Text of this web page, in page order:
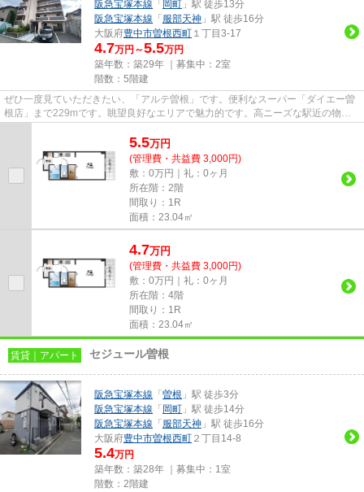
阪急宝塚本線 「 岡町 」駅 徒歩13分
阪急宝塚本線 「 服部天神 」駅 徒歩16分
大阪府豊中市曽根西町 １丁目3-17
4.7万円～5.5万円
築年数：築29年 ｜募集中： 2室
階数：5階建
ぜひ一度見ていただきたい、「アルテ曽根」です。便利なスーパー「ダイエー曽
根店」まで229mです。眺望良好なエリアで魅力的です。高ニーズな駅近の物件
5.5万円
(管理費・共益費 3,000円)
敷：0万円｜礼：0ヶ月
所在階：2階
間取り：1R
面積：23.04㎡
4.7万円
(管理費・共益費 3,000円)
敷：0万円｜礼：0ヶ月
所在階：4階
間取り：1R
面積：23.04㎡
賃貸｜アパート セジュール曽根
阪急宝塚本線 「 曽根 」駅 徒歩3分
阪急宝塚本線 「 岡町 」駅 徒歩14分
阪急宝塚本線 「 服部天神 」駅 徒歩16分
大阪府豊中市曽根西町 ２丁目14-8
5.4万円
築年数：築28年 ｜募集中： 1室
階数：2階建